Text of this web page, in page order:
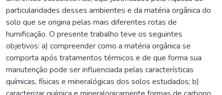
particularidades desses ambientes e da matéria orgânica do
solo que se origina pelas mais diferentes rotas de
humificação. O presente trabalho teve os seguintes
objetivos: a) compreender como a matéria orgânica se
comporta após tratamentos térmicos e de que forma sua
manutenção pode ser influenciada pelas características
químicas, físicas e mineralógicas dos solos estudados; b)